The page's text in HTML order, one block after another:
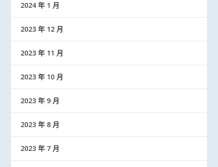
2024 年 1 月
2023 年 12 月
2023 年 11 月
2023 年 10 月
2023 年 9 月
2023 年 8 月
2023 年 7 月